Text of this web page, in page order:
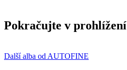
Pokračujte v prohlížení
Další alba od AUTOFINE